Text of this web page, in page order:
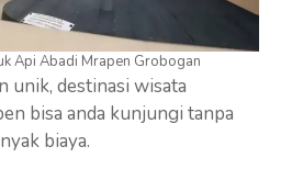
Api Abadi Mrapen Grobogan
unik, destinasi wisata
bisa anda kunjungi tanpa
biaya.